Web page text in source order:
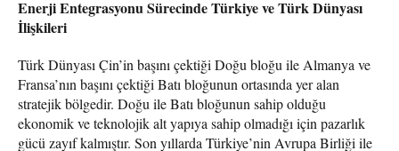
Enerji Entegrasyonu Sürecinde Türkiye ve Türk Dünyası
İlişkileri
Türk Dünyası Çin’in başını çektiği Doğu bloğu ile Almanya ve
Fransa’nın başını çektiği Batı bloğunun ortasında yer alan
stratejik bölgedir. Doğu ile Batı bloğunun sahip olduğu
ekonomik ve teknolojik alt yapıya sahip olmadığı için pazarlık
gücü zayıf kalmıştır. Son yıllarda Türkiye’nin Avrupa Birliği ile